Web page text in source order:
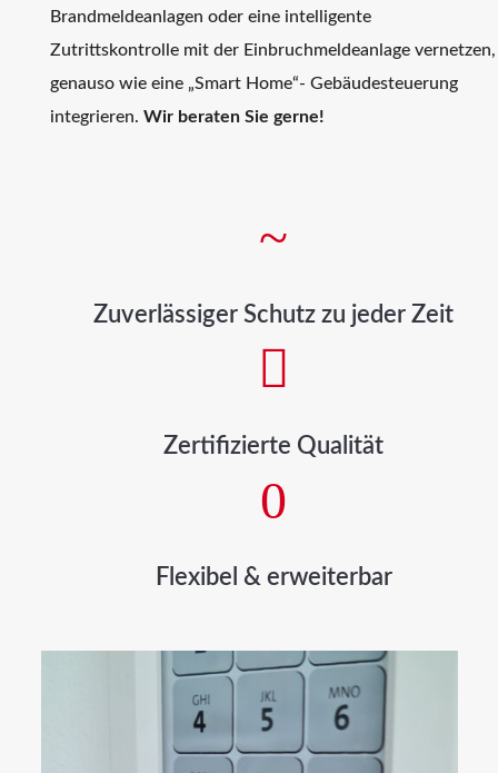
Brandmeldeanlagen oder eine intelligente
Zutrittskontrolle mit der Einbruchmeldeanlage vernetzen,
genauso wie eine „Smart Home“- Gebäudesteuerung
integrieren. Wir beraten Sie gerne!
~
Zuverlässiger Schutz zu jeder Zeit

Zertifizierte Qualität
0
Flexibel & erweiterbar